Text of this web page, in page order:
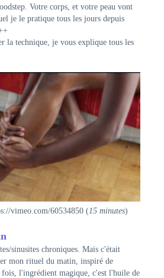
Votre corps, et votre peau vont
je le pratique tous les jours depuis
la technique, je vous explique tous les
vimeo.com/60534850(15 minutes)
sinusites chroniques. Mais c'était
mon rituel du matin, inspiré de
l'ingrédient magique, c'est l'huile de